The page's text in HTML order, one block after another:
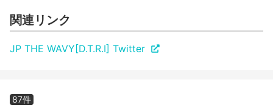
関連リンク
JP THE WAVY[D.T.R.I] Twitter
87件